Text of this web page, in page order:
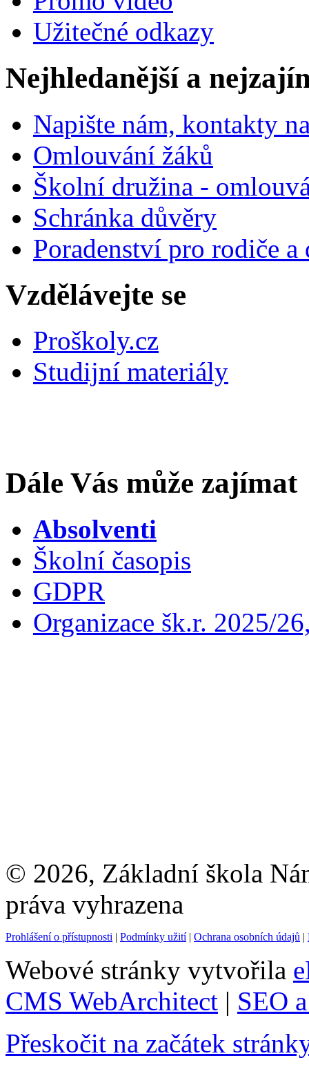
Užitečné odkazy
Nejhledanější a
Napište nám, kontakty
Omlouvání žáků
Školní družina -
Schránka důvěry
Poradenství pro rodiče
Vzdělávejte se
Proškoly.cz
Studijní materiály
Dále Vás může zajímat
Absolventi
Školní časopis
GDPR
Organizace šk.r. 2025/
© 2026, Základní škola
práva vyhrazena
Prohlášení o přístupnosti | Podmínky užití| Ochrana osobních údajů |
Webové stránky vytvořila
CMS WebArchitect | SEO
Přeskočit na začátek